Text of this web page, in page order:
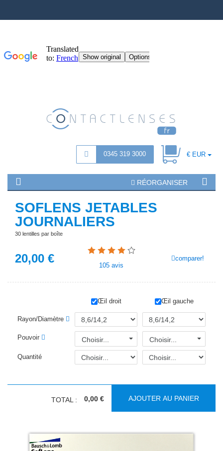
0345 319 3000 € EUR
RÉORGANISER
SOFLENS JETABLES
JOURNALIERS
30 lentilles par boîte
20,00 €
105 avis
comparer!
Œil droit Œil gauche
Rayon/Diamètre
Pouvoir Choisir... Choisir...
Quantité
TOTAL : 0,00 € AJOUTER AU PANIER